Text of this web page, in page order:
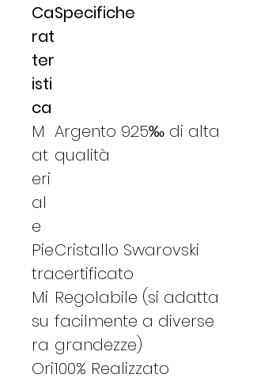
Ca
rat
ter
isti
ca
Specifiche
M
at
eri
al
e
Argento 925‰ di alta
qualità
Pie
tra
Cristallo Swarovski
certificato
Mi
su
ra
Regolabile (si adatta
facilmente a diverse
grandezze)
Ori100% Realizzato